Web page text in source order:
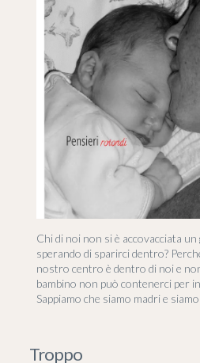
Chi di noi non si è accovacciata
sperando di sparirci dentro?
nostro centro è dentro di noi e
bambino non può contenerci per
Sappiamo che siamo madri e
Troppo